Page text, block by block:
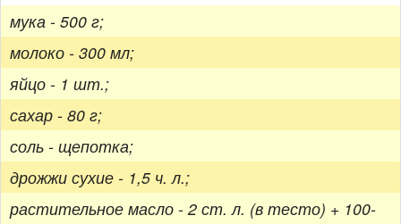
мука - 500 г;
молоко - 300 мл;
яйцо - 1 шт.;
сахар - 80 г;
соль - щепотка;
дрожжи сухие - 1,5 ч. л.;
растительное масло - 2 ст. л. (в тесто) + 100-